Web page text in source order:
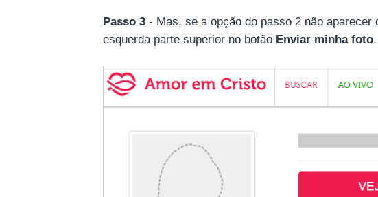
Passo 3- Mas, se a opção do passo 2 não aparecer
esquerda parte superior no botão Enviar minha foto.